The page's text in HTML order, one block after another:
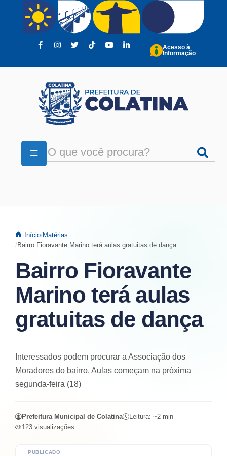
Pular para o conteúdo principal
Acesso à
Informação
Início Matérias
Bairro Fioravante Marino terá aulas gratuitas de dança
Bairro Fioravante
Marino terá aulas
gratuitas de dança
PUBLICADO
Interessados podem procurar a Associação dos
Moradores do bairro. Aulas começam na próxima
segunda-feira (18)
Prefeitura Municipal de Colatina Leitura: ~2 min
123 visualizações